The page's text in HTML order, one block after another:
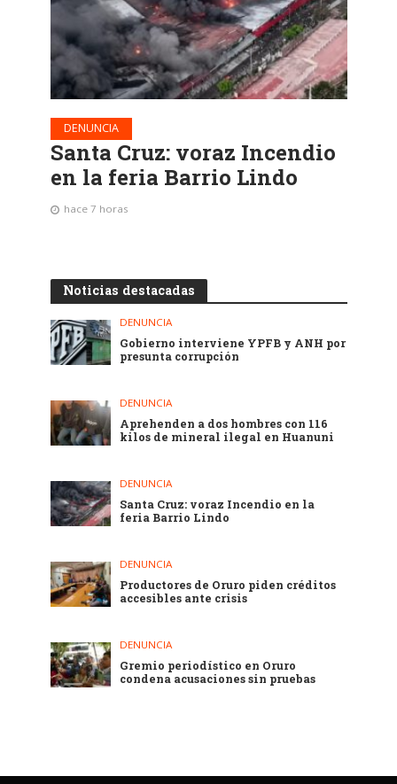
DENUNCIA
Santa Cruz: voraz Incendio
en la feria Barrio Lindo
hace 7 horas
Noticias destacadas
DENUNCIA
Gobierno interviene YPFB y ANH por
presunta corrupción
DENUNCIA
Aprehenden a dos hombres con 116
kilos de mineral ilegal en Huanuni
DENUNCIA
Santa Cruz: voraz Incendio en la
feria Barrio Lindo
DENUNCIA
Productores de Oruro piden créditos
accesibles ante crisis
DENUNCIA
Gremio periodístico en Oruro
condena acusaciones sin pruebas